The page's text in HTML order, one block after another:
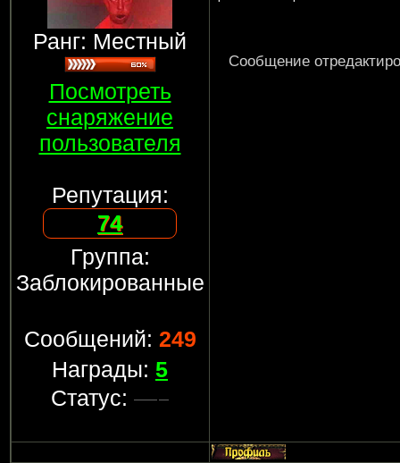
Ранг: Местный
Посмотреть
снаряжение
пользователя
Репутация:
74
Группа:
Заблокированные
Сообщений: 249
Награды: 5
Статус:
Сообщение